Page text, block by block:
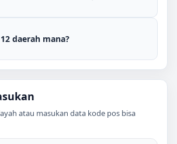
daerah mana?
atau masukan data kode pos bisa